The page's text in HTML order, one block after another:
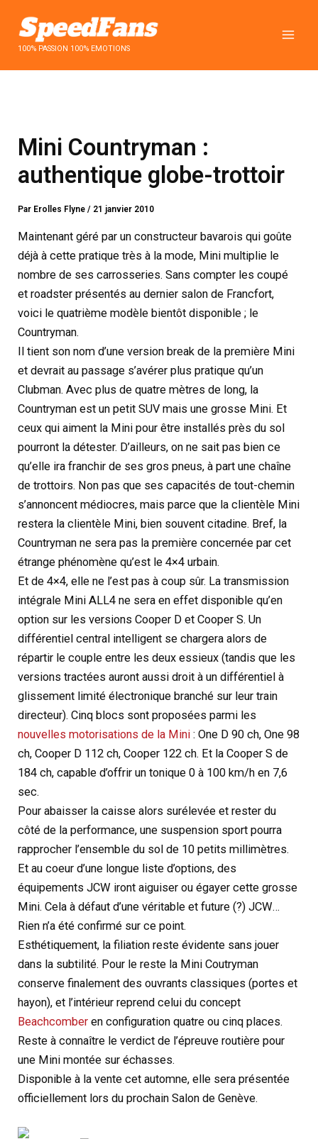
contenu100% PASSION 100% EMOTIONS
Mini Countryman :
authentique globe-trottoir
Par Erolles Flyne/ 21 janvier 2010
Maintenant géré par un constructeur bavarois qui goûte
déjà à cette pratique très à la mode, Mini multiplie le
nombre de ses carrosseries. Sans compter les coupé
et roadster présentés au dernier salon de Francfort,
voici le quatrième modèle bientôt disponible ; le
Countryman.
Il tient son nom d’une version break de la première Mini
et devrait au passage s’avérer plus pratique qu’un
Clubman. Avec plus de quatre mètres de long, la
Countryman est un petit SUV mais une grosse Mini. Et
ceux qui aiment la Mini pour être installés près du sol
pourront la détester. D’ailleurs, on ne sait pas bien ce
qu’elle ira franchir de ses gros pneus, à part une chaîne
de trottoirs. Non pas que ses capacités de tout-chemin
s’annoncent médiocres, mais parce que la clientèle Mini
restera la clientèle Mini, bien souvent citadine. Bref, la
Countryman ne sera pas la première concernée par cet
étrange phénomène qu’est le 4×4 urbain.
Et de 4×4, elle ne l’est pas à coup sûr. La transmission
intégrale Mini ALL4 ne sera en effet disponible qu’en
option sur les versions Cooper D et Cooper S. Un
différentiel central intelligent se chargera alors de
répartir le couple entre les deux essieux (tandis que les
versions tractées auront aussi droit à un différentiel à
glissement limité électronique branché sur leur train
directeur). Cinq blocs sont proposées parmi les
nouvelles motorisations de la Mini : One D 90 ch, One 98
ch, Cooper D 112 ch, Cooper 122 ch. Et la Cooper S de
184 ch, capable d’offrir un tonique 0 à 100 km/h en 7,6
sec.
Pour abaisser la caisse alors surélevée et rester du
côté de la performance, une suspension sport pourra
rapprocher l’ensemble du sol de 10 petits millimètres.
Et au coeur d’une longue liste d’options, des
équipements JCW iront aiguiser ou égayer cette grosse
Mini. Cela à défaut d’une véritable et future (?) JCW…
Rien n’a été confirmé sur ce point.
Esthétiquement, la filiation reste évidente sans jouer
dans la subtilité. Pour le reste la Mini Coutryman
conserve finalement des ouvrants classiques (portes et
hayon), et l’intérieur reprend celui du concept
Beachcomber en configuration quatre ou cinq places.
Reste à connaître le verdict de l’épreuve routière pour
une Mini montée sur échasses.
Disponible à la vente cet automne, elle sera présentée
officiellement lors du prochain Salon de Genève.